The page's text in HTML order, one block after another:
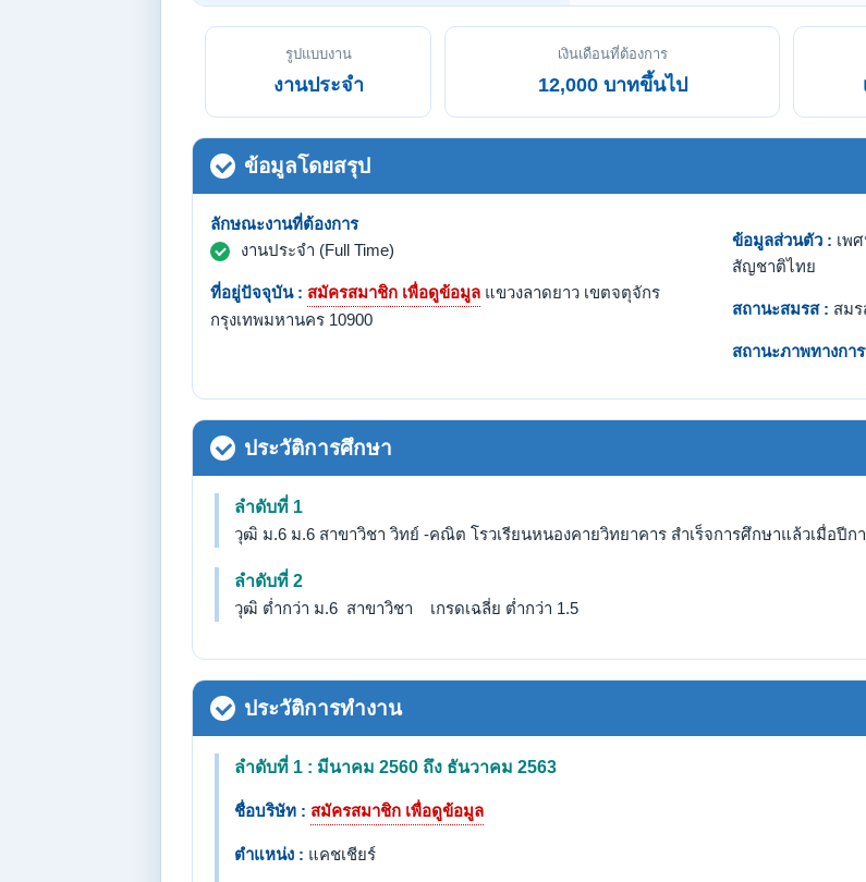
รูปแบบงาน
งานประจำ
เงินเดือนที่ต้องการ
12,000 บาทขึ้นไป
ข้อมูลโดยสรุป
ลักษณะงานที่ต้องการ
งานประจำ (Full Time)
ที่อยู่ปัจจุบัน : สมัครสมาชิก เพื่อดูข้อมูล แขวงลาดยาว เขตจตุจักร
กรุงเทพมหานคร 10900
ข้อมูลส่วนตัว : เพ
สัญชาติไทย
สถานะสมรส : สมร
สถานะภาพทางกา
ประวัติการศึกษา
ลำดับที่ 1
วุฒิ ม.6 ม.6 สาขาวิชา วิทย์ -คณิต โรวเรียนหนองคายวิทยาคาร สำเร็จการศึกษาแล้วเมื่อปีก
ลำดับที่ 2
วุฒิ ต่ำกว่า ม.6 สาขาวิชา เกรดเฉลี่ย ต่ำกว่า 1.5
ประวัติการทำงาน
ลำดับที่ 1 : มีนาคม 2560 ถึง ธันวาคม 2563
ชื่อบริษัท : สมัครสมาชิก เพื่อดูข้อมูล
ตำแหน่ง : แคชเชียร์